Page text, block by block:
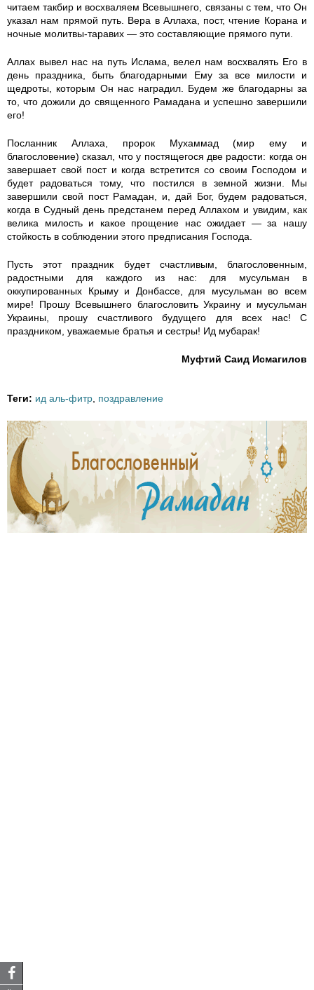
a
n
_
u
r
.
p
g
читаем такбир и восхваляем Всевышнего, связаны с тем, что Он
указал нам прямой путь. Вера в Аллаха, пост, чтение Корана и
ночные молитвы-таравих — это составляющие прямого пути.
Аллах вывел нас на путь Ислама, велел нам восхвалять Его в
день праздника, быть благодарными Ему за все милости и
щедроты, которым Он нас наградил. Будем же благодарны за
то, что дожили до священного Рамадана и успешно завершили
его!
Посланник Аллаха, пророк Мухаммад (мир ему и
благословение) сказал, что у постящегося две радости: когда он
завершает свой пост и когда встретится со своим Господом и
будет радоваться тому, что постился в земной жизни. Мы
завершили свой пост Рамадан, и, дай Бог, будем радоваться,
когда в Судный день предстанем перед Аллахом и увидим, как
велика милость и какое прощение нас ожидает — за нашу
стойкость в соблюдении этого предписания Господа.
Пусть этот праздник будет счастливым, благословенным,
радостными для каждого из нас: для мусульман в
оккупированных Крыму и Донбассе, для мусульман во всем
мире! Прошу Всевышнего благословить Украину и мусульман
Украины, прошу счастливого будущего для всех нас! С
праздником, уважаемые братья и сестры! Ид мубарак!
Муфтий Саид Исмагилов
Теги: ид аль-фитр поздравление